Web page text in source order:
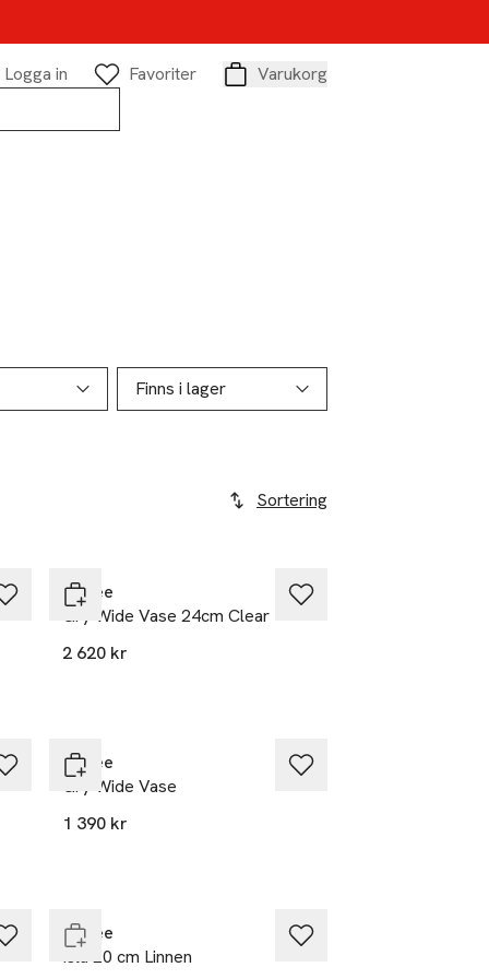
Logga in
Favoriter
Varukorg
Finns i lager
Sortering
Cooee
Gry Wide Vase 24cm Clear
2 620 kr
Cooee
Gry Wide Vase
1 390 kr
Cooee
Isla 20 cm Linnen